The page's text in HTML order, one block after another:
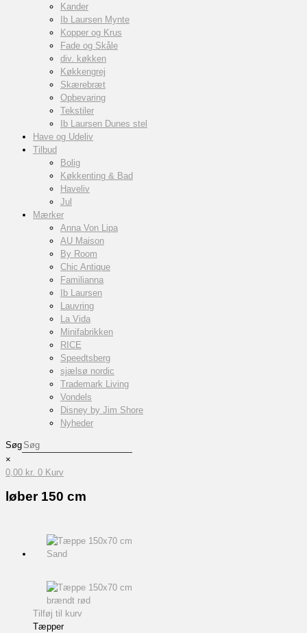
Kander
Ib Laursen Mynte
Kopper og Krus
Fade og Skåle
div. køkken
Køkkengrej
Skærebræt
Opbevaring
Tekstiler
Ib Laursen Dunes stel
Have og Udeliv
Tilbud
Bolig
Køkkenting & Bad
Haveliv
Jul
Mærker
Anna Von Lipa
AU Maison
By Room
Chic Antique
Familianna
Ib Laursen
Lauvring
La Vida
Minifabrikken
RICE
Speedtsberg
sjælsø nordic
Trademark Living
Vondels
Disney by Jim Shore
Nyheder
Søg
×
0,00 kr. 0 Kurv
løber 150 cm
Tilføj til kurv
Tæpper